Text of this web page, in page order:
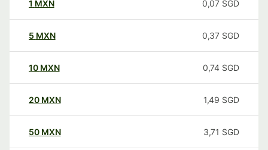
1 MXN 0,07 SGD
5 MXN 0,37 SGD
10 MXN 0,74 SGD
20 MXN 1,49 SGD
50 MXN 3,71 SGD